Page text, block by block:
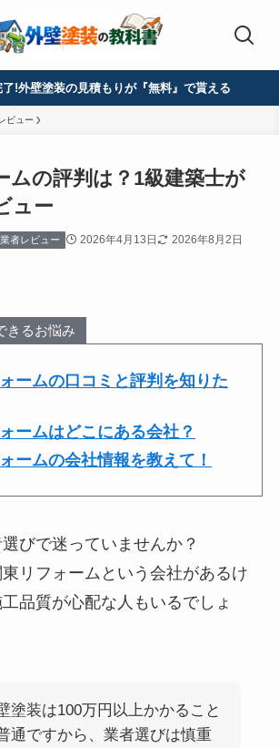
了!外壁塗装の見積もりが『無料』で貰える
ビュー
ムの評判は？1級建築士が
ュー
者レビュー 2026年4月13日 2026年8月2日
きるお悩み
ームの口コミと評判を知りた
ームはどこにある会社？
ームの会社情報を教えて！
びで迷っていませんか？
リフォームという会社があるけ
品質が心配な人もいるでしょ
塗装は100万円以上かかること
通ですから、業者選びは慎重